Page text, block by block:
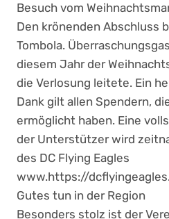
Besuch vom
Den krönenden Abschluss
Tombola.
diesem Jahr der
die Verlosung leitete. Ein
Dank gilt allen Spendern,
ermöglicht haben. Eine
der Unterstützer wird
des DC Flying Eagles
www.https://
Gutes tun in der Region
Besonders stolz ist der